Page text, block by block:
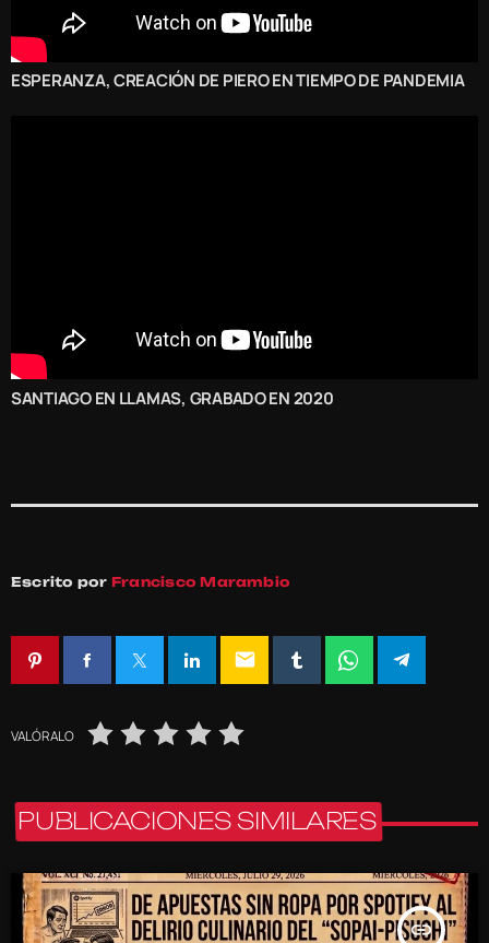
ESPERANZA, CREACIÓN DE PIERO EN TIEMPO DE PANDEMIA
SANTIAGO EN LLAMAS, GRABADO EN 2020
Escrito por Francisco Marambio
email
VALÓRALO
PUBLICACIONES SIMILARES
insert_link